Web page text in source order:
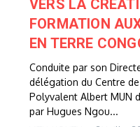
VERS LA
FORMATION
EN TERRE
Conduite par son
délégation du Centre
Polyvalent Albert MUN
par Hugues Ngou...